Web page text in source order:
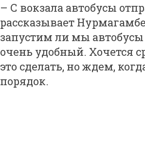
– С вокзала автобусы
рассказывает
запустим ли мы
очень удобный. Хочется
это сделать, но ждем,
порядок.